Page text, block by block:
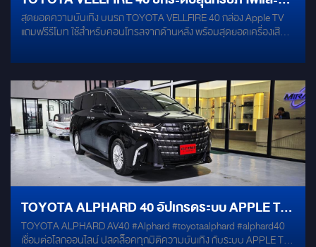
ความบันเทิงระดับเฟิร์สคลาส
สุดยอดความบันเทิง บนรถ TOYOTA VELLFIRE 40 กล่อง Apple TV
แถมฟรีรีโมท ใช้สำหรับคอนโทรลจากด้านหลัง พร้อมสุดยอดเครื่องเสียง
ลำโพงแยกชิ้นรุ่นใหญ่จากฝรั่งเศสแท้ POWER AMP DSP ALPINE PXE-
หลุมยางอะไหล่ MERCURY M1000
TOYOTA ALPHARD 40 อัปเกรดระบบ APPLE TV
สัมผัสประสบการณ์สตรีมมิ่งเหนือระดับ
TOYOTA ALPHARD AV40 #Alphard #toyotaalphard #alphard40
เชื่อมต่อโลกออนไลน์ ปลดล็อคทุกมิติความบันเทิง กับระบบ APPLE TV